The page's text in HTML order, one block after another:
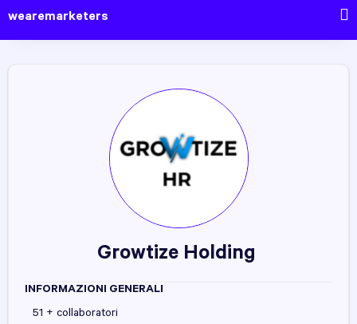
wearemarketers
Growtize Holding
INFORMAZIONI GENERALI
51 + collaboratori